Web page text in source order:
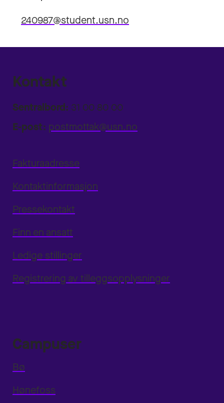
240987@student.usn.no
Kontakt
Sentralbord: 31 00 80 00
E-post: postmottak@usn.no
Fakturaadresse
Kontaktinformasjon
Pressekontakt
Finn en ansatt
Ledige stillinger
Registrering av tilleggsopplysninger
Campuser
Bø
Hønefoss